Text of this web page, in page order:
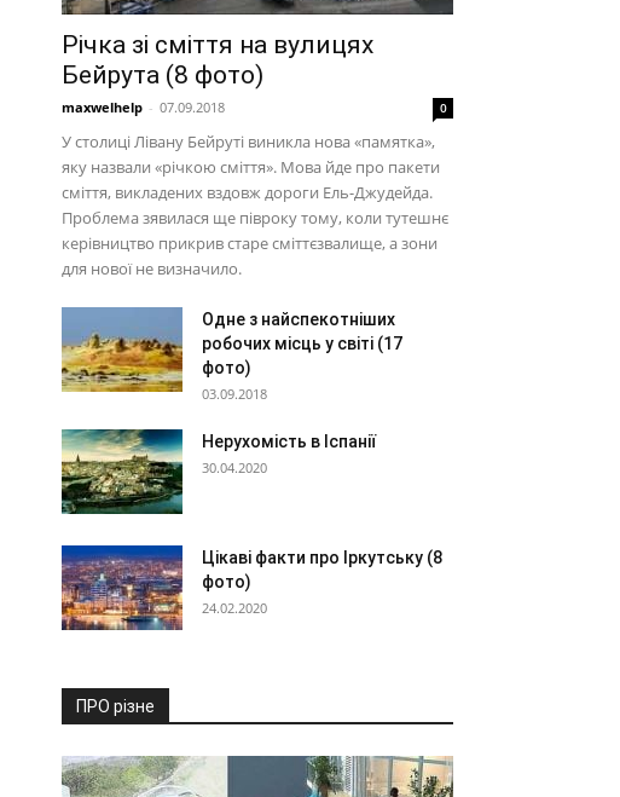
Річка зі сміття на вулицях
Бейрута (8 фото)
maxwelhelp - 07.09.2018 0
У столиці Лівану Бейруті виникла нова «памятка»,
яку назвали «річкою сміття». Мова йде про пакети
сміття, викладених вздовж дороги Ель-Джудейда.
Проблема зявилася ще півроку тому, коли тутешнє
керівництво прикрив старе сміттєзвалище, а зони
для нової не визначило.
Одне з найспекотніших
робочих місць у світі (17
фото)
03.09.2018
Нерухомість в Іспанії
30.04.2020
Цікаві факти про Іркутську (8
фото)
24.02.2020
ПРО різне